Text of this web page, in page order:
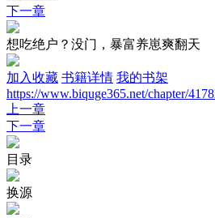
下一章
想吃绝户？没门，暴富养崽爽翻天
加入收藏 书籍详情 我的书架
https://www.biquge365.net/chapter/
上一章
下一章
目录
换源